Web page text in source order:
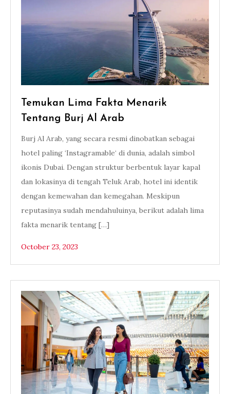
Temukan Lima Fakta Menarik
Tentang Burj Al Arab
Burj Al Arab, yang secara resmi dinobatkan sebagai
hotel paling ‘Instagramable‘ di dunia, adalah simbol
ikonis Dubai. Dengan struktur berbentuk layar kapal
dan lokasinya di tengah Teluk Arab, hotel ini identik
dengan kemewahan dan kemegahan. Meskipun
reputasinya sudah mendahuluinya, berikut adalah lima
fakta menarik tentang […]
October 23, 2023